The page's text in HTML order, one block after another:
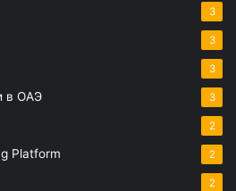
3
3
3
в ОАЭ 3
2
Platform 2
2